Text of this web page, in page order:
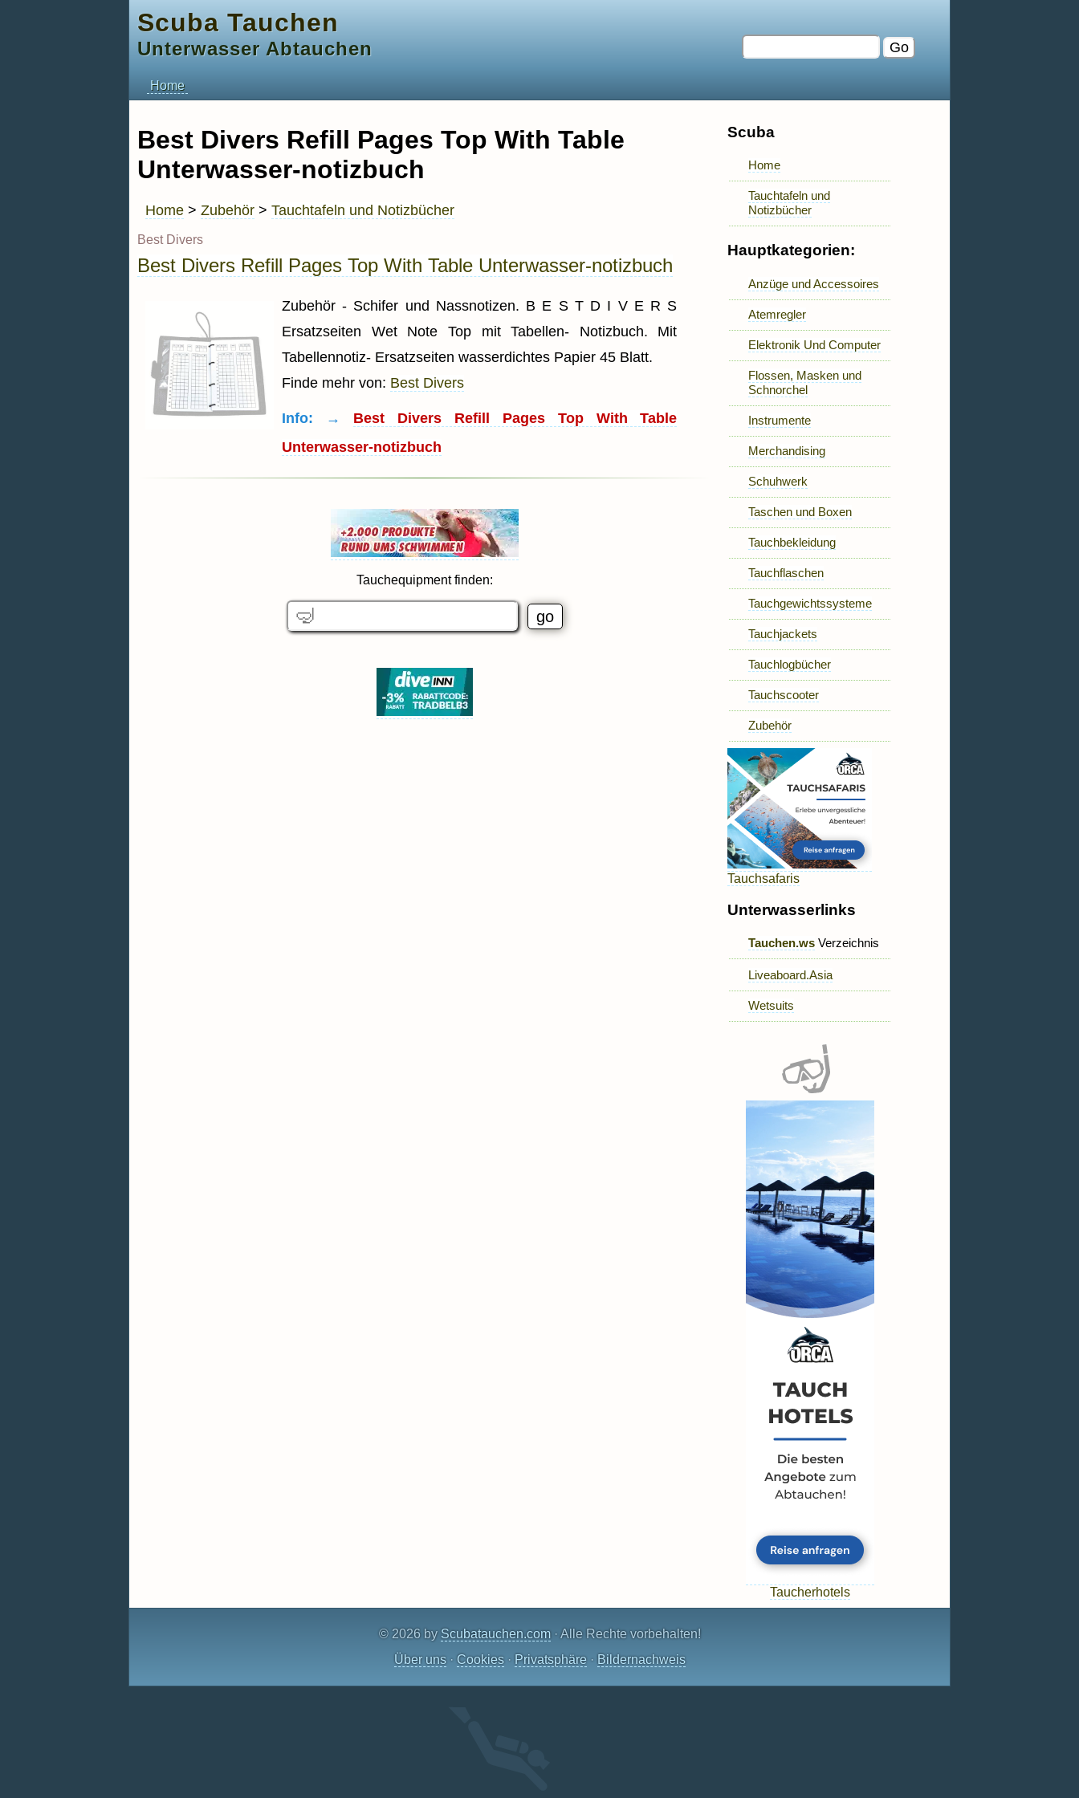
Scuba Tauchen
Unterwasser Abtauchen
Home
Best Divers Refill Pages Top With Table
Unterwasser-notizbuch
Home > Zubehör > Tauchtafeln und Notizbücher
Best Divers
Best Divers Refill Pages Top With Table Unterwasser-notizbuch
Zubehör - Schifer und Nassnotizen. B E S T D I V E R S
Ersatzseiten Wet Note Top mit Tabellen- Notizbuch. Mit
Tabellennotiz- Ersatzseiten wasserdichtes Papier 45 Blatt.
Finde mehr von: Best Divers
Info: → Best Divers Refill Pages Top With Table
Unterwasser-notizbuch
Tauchequipment finden:
Scuba
Home
Tauchtafeln und
Notizbücher
Hauptkategorien:
Anzüge und Accessoires
Atemregler
Elektronik Und Computer
Flossen, Masken und
Schnorchel
Instrumente
Merchandising
Schuhwerk
Taschen und Boxen
Tauchbekleidung
Tauchflaschen
Tauchgewichtssysteme
Tauchjackets
Tauchlogbücher
Tauchscooter
Zubehör
Tauchsafaris
Unterwasserlinks
Tauchen.ws Verzeichnis
Liveaboard.Asia
Wetsuits
Taucherhotels
© 2026 by Scubatauchen.com· Alle Rechte vorbehalten!
Über uns· Cookies· Privatsphäre· Bildernachweis